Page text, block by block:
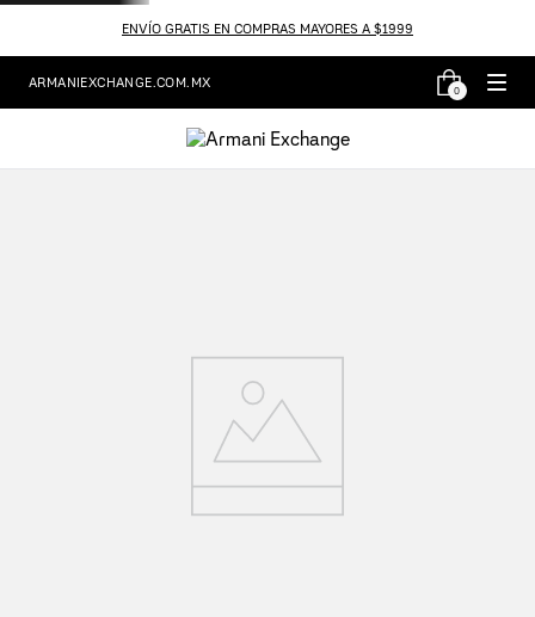
ENVÍO GRATIS EN COMPRAS MAYORES A $1999
ARMANIEXCHANGE.COM.MX 0